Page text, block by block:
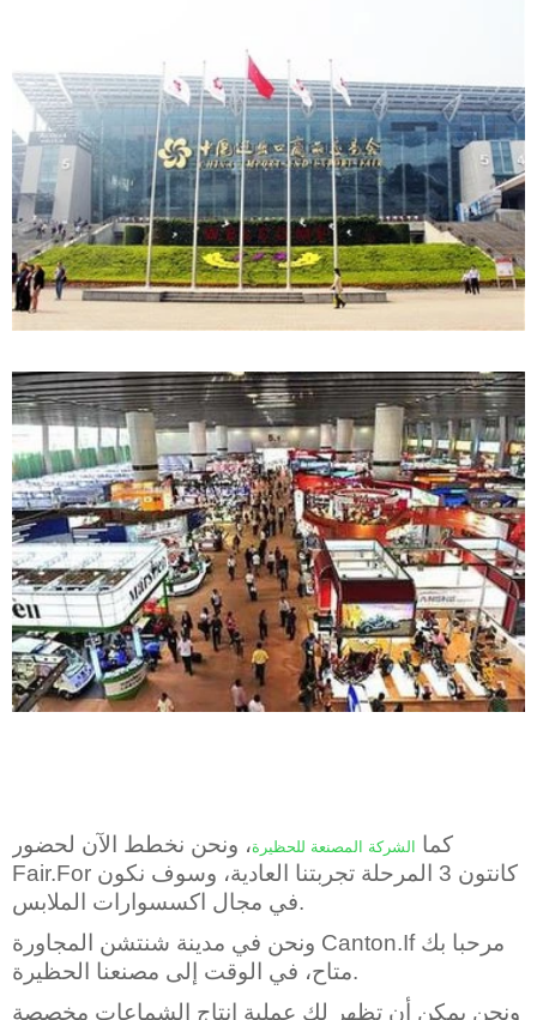
كما الشركة المصنعة للحظيرة، ونحن نخطط الآن لحضور
Fair.For كانتون 3 المرحلة تجربتنا العادية، وسوف نكون
في مجال اكسسوارات الملابس.
ونحن في مدينة شنتشن المجاورة Canton.If مرحبا بك
متاح، في الوقت إلى مصنعنا الحظيرة.
ونحن يمكن أن تظهر لك عملية إنتاج الشماعات مخصصة